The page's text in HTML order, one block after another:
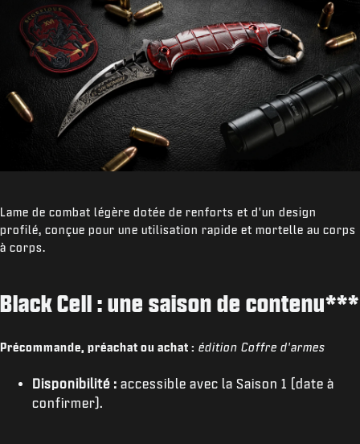
Lame de combat légère dotée de renforts et d'un design
profilé, conçue pour une utilisation rapide et mortelle au corps
à corps.
Black Cell : une saison de contenu***
Précommande, préachat ou achat : édition Coffre d'armes
Disponibilité : accessible avec la Saison 1 (date à
confirmer).